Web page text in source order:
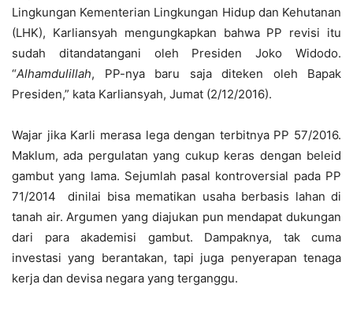
Lingkungan Kementerian Lingkungan Hidup dan Kehutanan
(LHK), Karliansyah mengungkapkan bahwa PP revisi itu
sudah ditandatangani oleh Presiden Joko Widodo.
“Alhamdulillah, PP-nya baru saja diteken oleh Bapak
Presiden,” kata Karliansyah, Jumat (2/12/2016).
Wajar jika Karli merasa lega dengan terbitnya PP 57/2016.
Maklum, ada pergulatan yang cukup keras dengan beleid
gambut yang lama. Sejumlah pasal kontroversial pada PP
71/2014 dinilai bisa mematikan usaha berbasis lahan di
tanah air. Argumen yang diajukan pun mendapat dukungan
dari para akademisi gambut. Dampaknya, tak cuma
investasi yang berantakan, tapi juga penyerapan tenaga
kerja dan devisa negara yang terganggu.